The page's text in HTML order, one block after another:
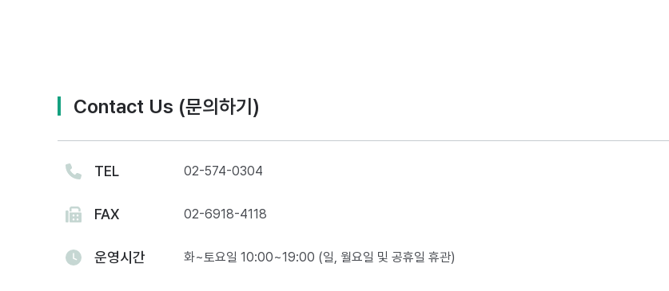
Contact Us (문의하기)
TEL 02-574-0304
FAX 02-6918-4118
운영시간 화~토요일 10:00~19:00 (일, 월요일 및 공휴일 휴관)